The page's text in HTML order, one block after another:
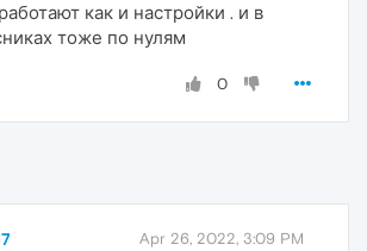
как и настройки . и в
тоже по нулям
0
Apr 26, 2022, 3:09 PM